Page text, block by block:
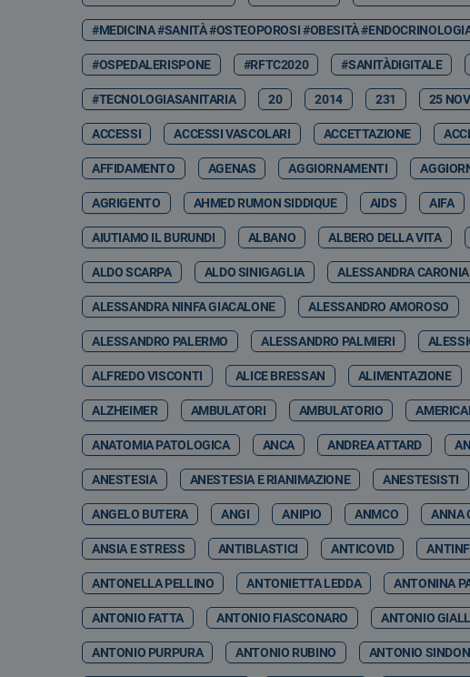
#MEDICINA #SANITÀ #OSTEOPOROSI #OBESITÀ
#OSPEDALERISPONE #RFTC2020 #SANITÀDIGITALE
#TECNOLOGIASANITARIA 20 2014 231 25
ACCESSI ACCESSI VASCOLARI ACCETTAZIONE
AFFIDAMENTO AGENAS AGGIORNAMENTI
AGRIGENTO AHMED RUMON SIDDIQUE AIDS AIFA
AIUTIAMO IL BURUNDI ALBANO ALBERO DELLA VITA
ALDO SCARPA ALDO SINIGAGLIA ALESSANDRA CARONIA
ALESSANDRA NINFA GIACALONE ALESSANDRO AMOROSO
ALESSANDRO PALERMO ALESSANDRO PALMIERI
ALFREDO VISCONTI ALICE BRESSAN ALIMENTAZIONE
ALZHEIMER AMBULATORI AMBULATORIO
ANATOMIA PATOLOGICA ANCA ANDREA ATTARD
ANESTESIA ANESTESIA E RIANIMAZIONE ANESTESISTI
ANGELO BUTERA ANGI ANIPIO ANMCO ANNA
ANSIA E STRESS ANTIBLASTICI ANTICOVID
ANTONELLA PELLINO ANTONIETTA LEDDA ANTONINA
ANTONIO FATTA ANTONIO FIASCONARO ANTONIO
ANTONIO PURPURA ANTONIO RUBINO ANTONIO